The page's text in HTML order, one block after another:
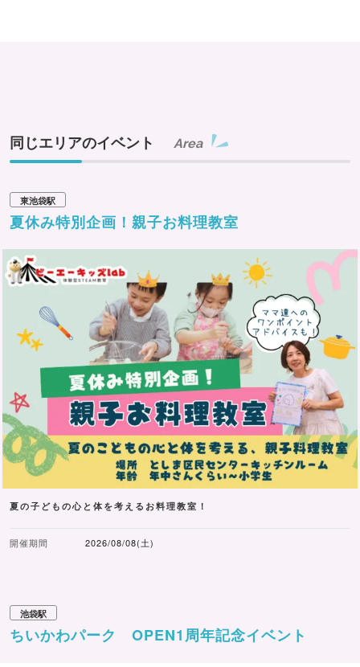
ょうか。
※本設定はすべてフィクションです。
※画像はイメージです。
※入室は自己責任にて行うよう注意喚起されています。
※イベントの詳細は公式サイトをご確認ください。
同じエリアのイベント Area
東池袋駅
夏休み特別企画！親子お料理教室
夏の子どもの心と体を考えるお料理教室！
開催期間 2026/08/08(土)
池袋駅
ちいかわパーク OPEN1周年記念イベント